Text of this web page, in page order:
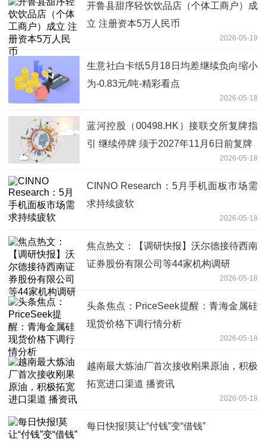
开鲁县甜序轻饮饮品店（个体工商户）成
立 注册资本5万人民币
2026-05-19
生意社白卡纸5月18日均差继续负向缩小
为-0.83元/吨-精彩看点
2026-05-18
蓝河控股（00498.HK）接联交所复牌指
引 继续停牌 须于2027年11月6日前复牌
2026-05-18
CINNO Research：5月手机面板市场需
求持续疲软
2026-05-18
焦点热文：【调研快报】沃尔德接待西南
证券股份有限公司等44家机构调研
2026-05-18
头条焦点：PriceSeek提醒：青海金属硅
现货价格下调行情分析
2026-05-18
越南最大炼油厂首次接收刚果原油，积极
拓宽进口渠道 播资讯
2026-05-18
每日快报!莫让“付钱”变“借钱”